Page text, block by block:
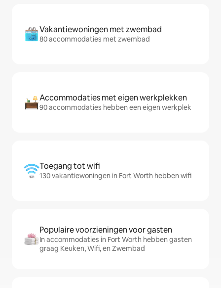
Vakantiewoningen met zwembad
80 accommodaties met zwembad
Accommodaties met eigen werkplekken
90 accommodaties hebben een eigen werkplek
Toegang tot wifi
130 vakantiewoningen in Fort Worth hebben wifi
Populaire voorzieningen voor gasten
In accommodaties in Fort Worth hebben gasten
graag Keuken, Wifi, en Zwembad